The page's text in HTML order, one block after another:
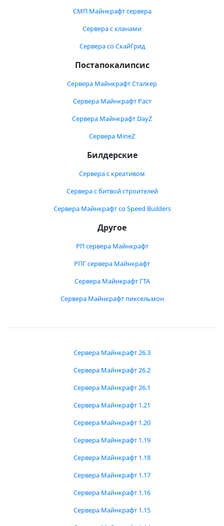
СМП Майнкрафт сервера
Сервера с кланами
Сервера со СкайГрид
Постапокалипсис
Сервера Майнкрафт Сталкер
Сервера Майнкрафт Раст
Сервера Майнкрафт DayZ
Сервера MineZ
Билдерские
Сервера с креативом
Сервера с битвой строителей
Сервера Майнкрафт со Speed Builders
Другое
РП сервера Майнкрафт
РПГ сервера Майнкрафт
Сервера Майнкрафт ГТА
Сервера Майнкрафт пиксельмон
Сервера Майнкрафт 26.3
Сервера Майнкрафт 26.2
Сервера Майнкрафт 26.1
Сервера Майнкрафт 1.21
Сервера Майнкрафт 1.20
Сервера Майнкрафт 1.19
Сервера Майнкрафт 1.18
Сервера Майнкрафт 1.17
Сервера Майнкрафт 1.16
Сервера Майнкрафт 1.15